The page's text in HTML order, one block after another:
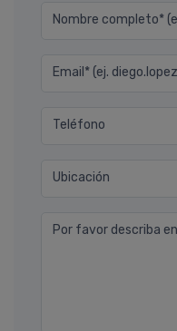
Nombre completo*
Email* (ej.
Teléfono
Ubicación
Por favor describa